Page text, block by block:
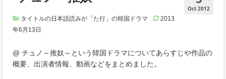
Oct 2012
タイトルの日本語読みが「た行」の韓国ドラマ
2013
年6月13日
@ チュノ～推奴～という韓国ドラマについてあらすじや作品の
概要、出演者情報、動画などをまとめました。